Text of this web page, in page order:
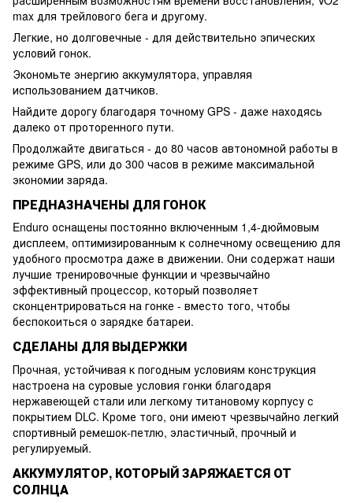
max для трейлового бега и другому.
Легкие, но долговечные - для действительно эпических
условий гонок.
Экономьте энергию аккумулятора, управляя
использованием датчиков.
Найдите дорогу благодаря точному GPS - даже находясь
далеко от проторенного пути.
Продолжайте двигаться - до 80 часов автономной работы в
режиме GPS, или до 300 часов в режиме максимальной
экономии заряда.
ПРЕДНАЗНАЧЕНЫ ДЛЯ ГОНОК
Enduro оснащены постоянно включенным 1,4-дюймовым
дисплеем, оптимизированным к солнечному освещению для
удобного просмотра даже в движении. Они содержат наши
лучшие тренировочные функции и чрезвычайно
эффективный процессор, который позволяет
сконцентрироваться на гонке - вместо того, чтобы
беспокоиться о зарядке батареи.
СДЕЛАНЫ ДЛЯ ВЫДЕРЖКИ
Прочная, устойчивая к погодным условиям конструкция
настроена на суровые условия гонки благодаря
нержавеющей стали или легкому титановому корпусу с
покрытием DLC. Кроме того, они имеют чрезвычайно легкий
спортивный ремешок-петлю, эластичный, прочный и
регулируемый.
АККУМУЛЯТОР, КОТОРЫЙ ЗАРЯЖАЕТСЯ ОТ
СОЛНЦА